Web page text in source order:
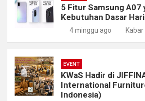
5 Fitur Samsung A07
Kebutuhan Dasar
4 minggu ago
EVENT
KWaS Hadir di
International
Indonesia)